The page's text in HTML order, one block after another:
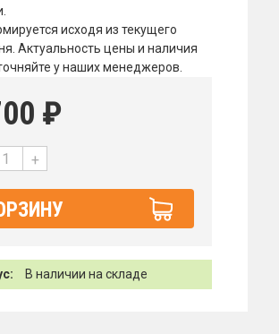
исходя из текущего
Актуальность цены и наличия
у наших менеджеров.
₽
+
В наличии на складе